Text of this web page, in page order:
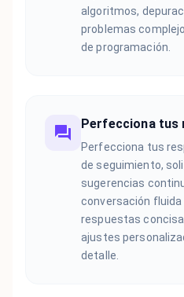
algoritmos,
problemas
de programación.
Perfecciona tus
Perfecciona tus
de seguimiento,
sugerencias
conversación
respuestas
ajustes
detalle.